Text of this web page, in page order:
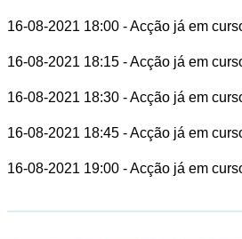
16-08-2021 18:00 - Acção já em
16-08-2021 18:15 - Acção já em
16-08-2021 18:30 - Acção já em
16-08-2021 18:45 - Acção já em
16-08-2021 19:00 - Acção já em